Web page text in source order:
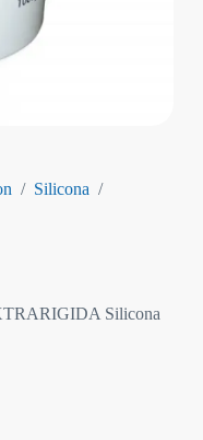
/ Silicona /
Silicona